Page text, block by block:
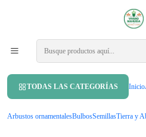
TODAS LAS CATEGORÍAS Inicio
Arbustos ornamentalesBulbosSemillasTierra y
APROVECHA UN 10% DE DCTO.
Inicio Plantas
Calathea Setosa